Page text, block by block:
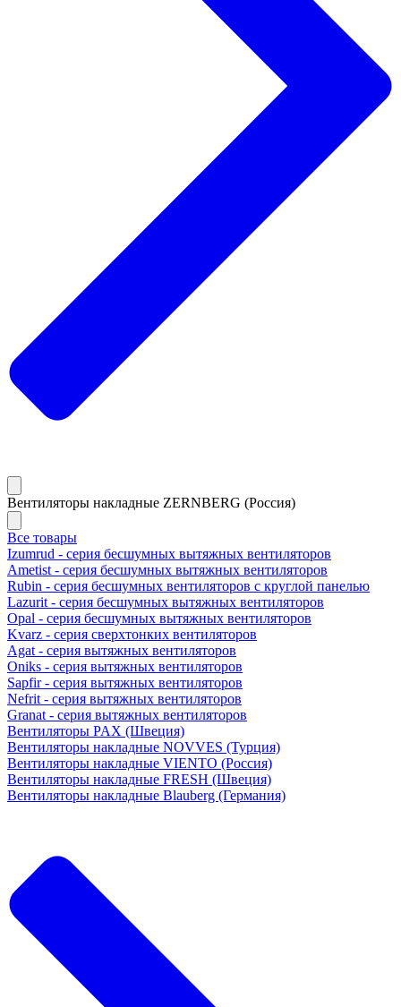
Вентиляторы накладные ZERNBERG (Россия)
Все товары
Izumrud - серия бесшумных вытяжных вентиляторов
Ametist - серия бесшумных вытяжных вентиляторов
Rubin - серия бесшумных вентиляторов с круглой панелью
Lazurit - серия бесшумных вытяжных вентиляторов
Opal - серия бесшумных вытяжных вентиляторов
Kvarz - серия сверхтонких вентиляторов
Agat - серия вытяжных вентиляторов
Oniks - серия вытяжных вентиляторов
Sapfir - серия вытяжных вентиляторов
Nefrit - серия вытяжных вентиляторов
Granat - серия вытяжных вентиляторов
Вентиляторы PAX (Швеция)
Вентиляторы накладные NOVVES (Турция)
Вентиляторы накладные VIENTO (Россия)
Вентиляторы накладные FRESH (Швеция)
Вентиляторы накладные Blauberg (Германия)